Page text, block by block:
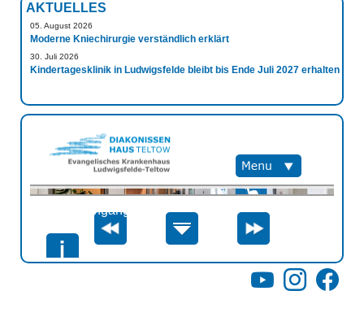
AKTUELLES
05. August 2026
Moderne Kniechirurgie verständlich erklärt
30. Juli 2026
Kindertagesklinik in Ludwigsfelde bleibt bis Ende Juli 2027 erhalten
YouTubeInstagram